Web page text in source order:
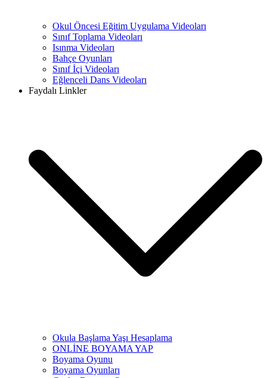
Okul Öncesi Eğitim Uygulama Videoları
Sınıf Toplama Videoları
Isınma Videoları
Bahçe Oyunları
Sınıf İçi Videoları
Eğlenceli Dans Videoları
Faydalı Linkler
Okula Başlama Yaşı Hesaplama
ONLİNE BOYAMA YAP
Boyama Oyunu
Boyama Oyunları